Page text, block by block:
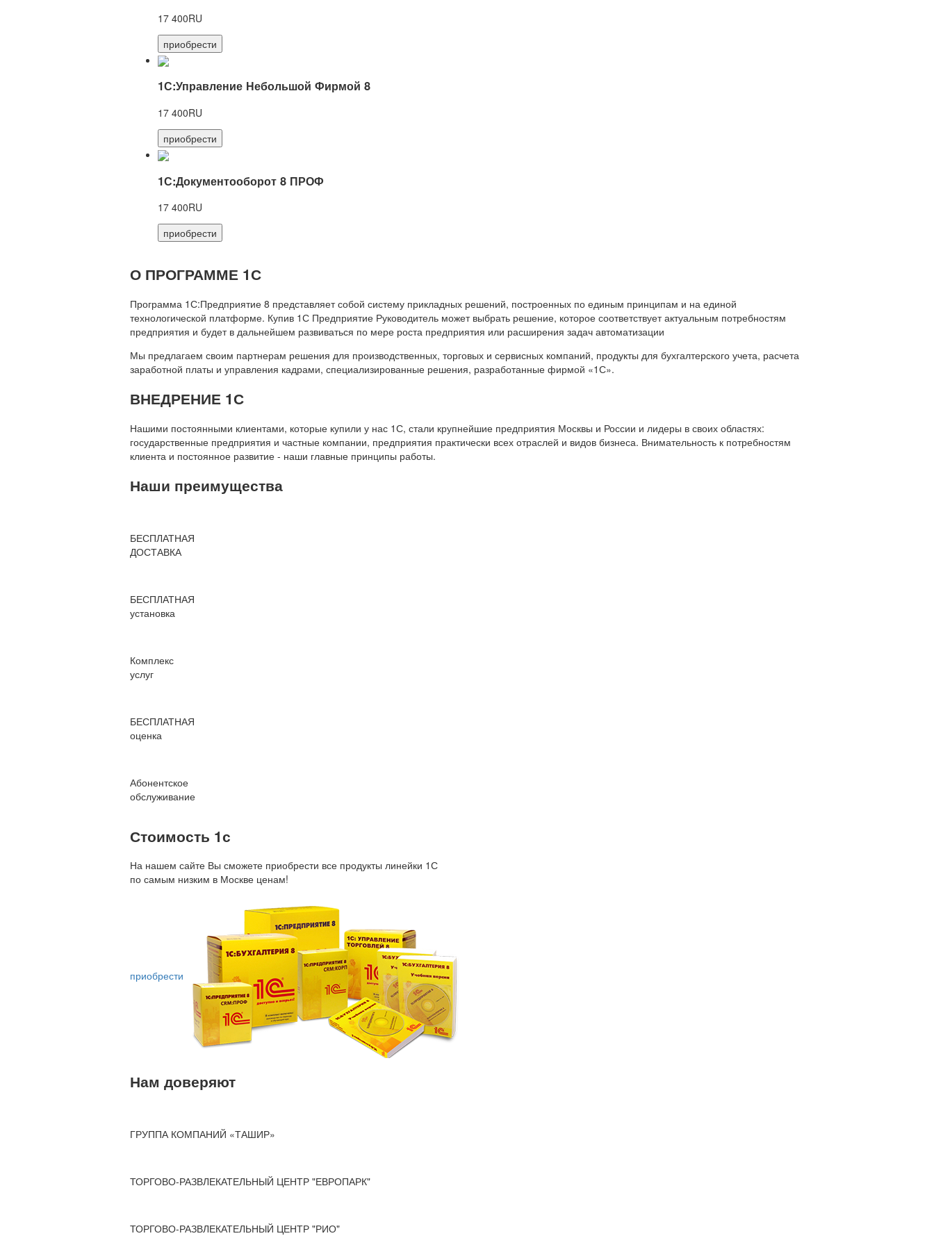
17 400RU
приобрести
1С:Управление Небольшой Фирмой 8
17 400RU
приобрести
1С:Документооборот 8 ПРОФ
17 400RU
приобрести
О ПРОГРАММЕ 1С
Программа 1С:Предприятие 8 представляет собой систему прикладных решений, построенных по единым принципам и на единой
технологической платформе. Купив 1С Предприятие Руководитель может выбрать решение, которое соответствует актуальным потребностям
предприятия и будет в дальнейшем развиваться по мере роста предприятия или расширения задач автоматизации
Мы предлагаем своим партнерам решения для производственных, торговых и сервисных компаний, продукты для бухгалтерского учета, расчета
заработной платы и управления кадрами, специализированные решения, разработанные фирмой «1С».
ВНЕДРЕНИЕ 1С
Нашими постоянными клиентами, которые купили у нас 1С, стали крупнейшие предприятия Москвы и России и лидеры в своих областях:
государственные предприятия и частные компании, предприятия практически всех отраслей и видов бизнеса. Внимательность к потребностям
клиента и постоянное развитие - наши главные принципы работы.
Наши преимущества
БЕСПЛАТНАЯ
ДОСТАВКА
БЕСПЛАТНАЯ
установка
Комплекс
услуг
БЕСПЛАТНАЯ
оценка
Абонентское
обслуживание
Стоимость 1с
На нашем сайте Вы сможете приобрести все продукты линейки 1С
по самым низким в Москве ценам!
приобрести
Нам доверяют
ГРУППА КОМПАНИЙ «ТАШИР»
ТОРГОВО-РАЗВЛЕКАТЕЛЬНЫЙ ЦЕНТР "ЕВРОПАРК"
ТОРГОВО-РАЗВЛЕКАТЕЛЬНЫЙ ЦЕНТР "РИО"